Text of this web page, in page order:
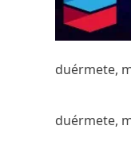
duérmete,
duérmete,